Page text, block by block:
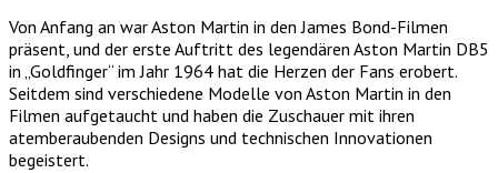
Von Anfang an war Aston Martin in den James Bond-Filmen
präsent, und der erste Auftritt des legendären Aston Martin DB5
in „Goldfinger“ im Jahr 1964 hat die Herzen der Fans erobert.
Seitdem sind verschiedene Modelle von Aston Martin in den
Filmen aufgetaucht und haben die Zuschauer mit ihren
atemberaubenden Designs und technischen Innovationen
begeistert.